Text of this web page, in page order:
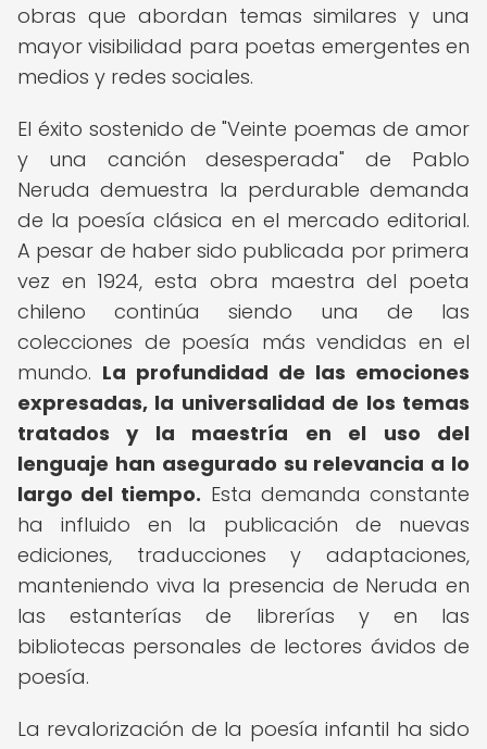
obras que abordan temas similares y una
mayor visibilidad para poetas emergentes en
medios y redes sociales.
El éxito sostenido de "Veinte poemas de amor
y una canción desesperada" de Pablo
Neruda demuestra la perdurable demanda
de la poesía clásica en el mercado editorial.
A pesar de haber sido publicada por primera
vez en 1924, esta obra maestra del poeta
chileno continúa siendo una de las
colecciones de poesía más vendidas en el
mundo. La profundidad de las emociones
expresadas, la universalidad de los temas
tratados y la maestría en el uso del
lenguaje han asegurado su relevancia a lo
largo del tiempo. Esta demanda constante
ha influido en la publicación de nuevas
ediciones, traducciones y adaptaciones,
manteniendo viva la presencia de Neruda en
las estanterías de librerías y en las
bibliotecas personales de lectores ávidos de
poesía.
La revalorización de la poesía infantil ha sido